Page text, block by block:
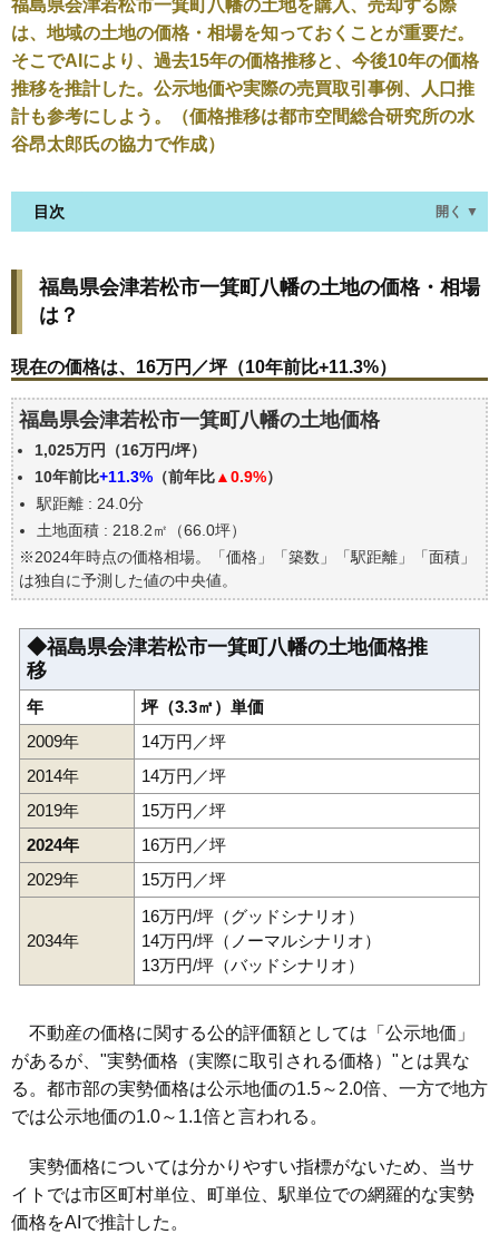
福島県会津若松市一箕町八幡の土地を購入、売却する際
は、地域の土地の価格・相場を知っておくことが重要だ。
そこでAIにより、過去15年の価格推移と、今後10年の価格
推移を推計した。公示地価や実際の売買取引事例、人口推
計も参考にしよう。（価格推移は都市空間総合研究所の水
谷昂太郎氏の協力で作成）
目次 開く ▼
は？
価格を詳細に分析しよう
福島県会津若松市一箕町八幡の土地の過去の売買事
例
公示地価はいくら
エリアの将来性を人口予想から検討しよう
自分の年収でいくらの不動産が買える？
福島県会津若松市一箕町八幡の土地の価格・相場
は？
現在の価格は、16万円／坪（10年前比+11.3%）
福島県会津若松市一箕町八幡の土地価格
1,025万円（16万円/坪）
10年前比+11.3% （前年比▲0.9%）
駅距離 : 24.0分
土地面積 : 218.2㎡（66.0坪）
※2024年時点の価格相場。「価格」「築数」「駅距離」「面積」
は独自に予測した値の中央値。
◆福島県会津若松市一箕町八幡の土地価格推
移
年
坪（3.3㎡）単価
2009年
14万円／坪
2014年
14万円／坪
2019年
15万円／坪
2024年
16万円／坪
2029年
15万円／坪
2034年
16万円/坪（グッドシナリオ）
14万円/坪（ノーマルシナリオ）
13万円/坪（バッドシナリオ）
不動産の価格に関する公的評価額としては「公示地価」
があるが、"実勢価格（実際に取引される価格）"とは異な
る。都市部の実勢価格は公示地価の1.5～2.0倍、一方で地方
では公示地価の1.0～1.1倍と言われる。
実勢価格については分かりやすい指標がないため、当サ
イトでは市区町村単位、町単位、駅単位での網羅的な実勢
価格をAIで推計した。